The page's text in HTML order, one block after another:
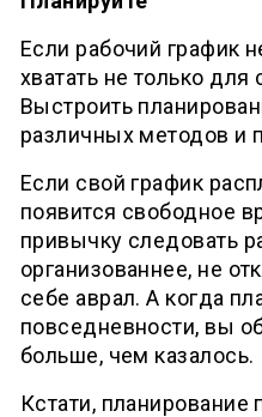
Если рабочий график
хватать не только
Выстроить
различных методов и
Если свой график
появится свободное
привычку следовать
организованнее, не
себе аврал. А когда
повседневности, вы
больше, чем казалось.
Кстати,